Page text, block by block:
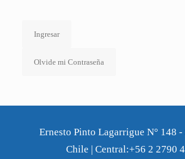
Ingresar
Olvide mi Contraseña
Ernesto Pinto Lagarrigue N° 148 -
Chile | Central:+56 2 2790